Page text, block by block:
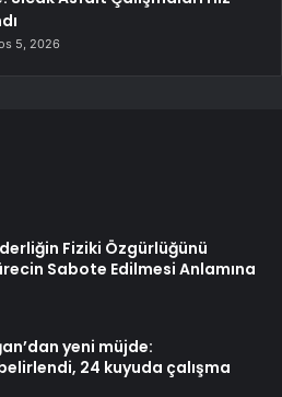
5, 2026
Fiziki Özgürlüğünü
Sabote Edilmesi Anlamına
yeni müjde:
24 kuyuda çalışma